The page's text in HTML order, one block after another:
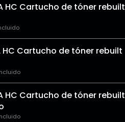
HC Cartucho de tóner rebuilt
HC Cartucho de tóner rebuilt
HC Cartucho de tóner rebuilt